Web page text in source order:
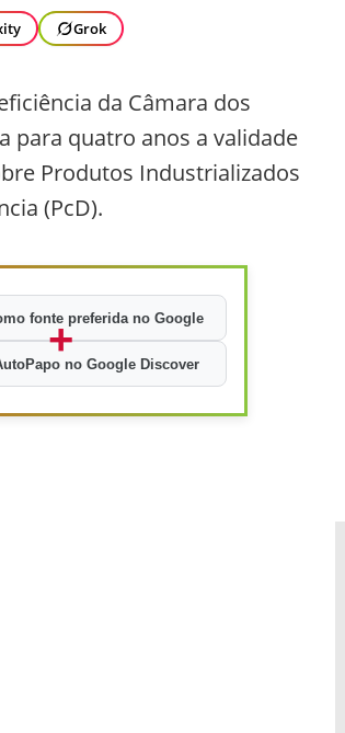
Grok
da Câmara dos
para quatro anos a validade
Produtos Industrializados
(PcD).
fonte preferida no Google
+
no Google Discover